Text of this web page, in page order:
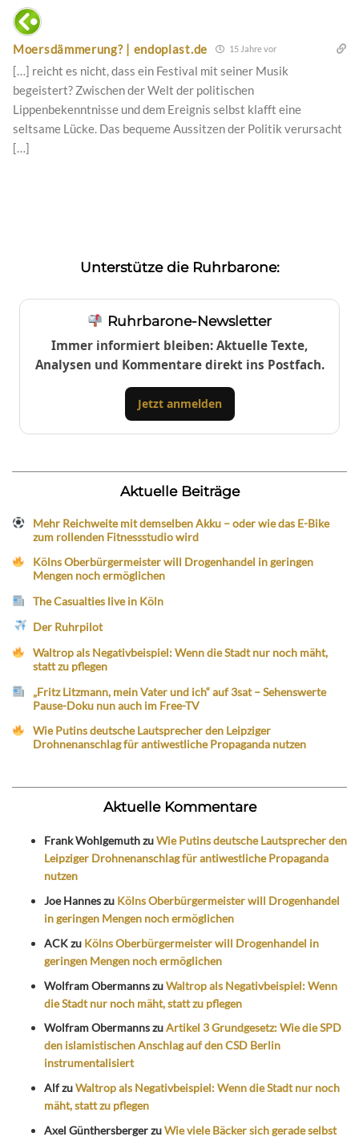
Moersdämmerung? | endoplast.de 15 Jahre vor
[…] reicht es nicht, dass ein Festival mit seiner Musik
begeistert? Zwischen der Welt der politischen
Lippenbekenntnisse und dem Ereignis selbst klafft eine
seltsame Lücke. Das bequeme Aussitzen der Politik verursacht
[…]
Unterstütze die Ruhrbarone:
Ruhrbarone-Newsletter
Immer informiert bleiben: Aktuelle Texte,
Analysen und Kommentare direkt ins Postfach.
Jetzt anmelden
Aktuelle Beiträge
Mehr Reichweite mit demselben Akku – oder wie das E-Bike
zum rollenden Fitnessstudio wird
Kölns Oberbürgermeister will Drogenhandel in geringen
Mengen noch ermöglichen
The Casualties live in Köln
Der Ruhrpilot
Waltrop als Negativbeispiel: Wenn die Stadt nur noch mäht,
statt zu pflegen
„Fritz Litzmann, mein Vater und ich“ auf 3sat – Sehenswerte
Pause-Doku nun auch im Free-TV
Wie Putins deutsche Lautsprecher den Leipziger
Drohnenanschlag für antiwestliche Propaganda nutzen
Aktuelle Kommentare
Frank WohlgemuthzuWie Putins deutsche Lautsprecher den
Leipziger Drohnenanschlag für antiwestliche Propaganda
nutzen
Joe Hanneszu Kölns Oberbürgermeister will Drogenhandel
in geringen Mengen noch ermöglichen
ACKzu Kölns Oberbürgermeister will Drogenhandel in
geringen Mengen noch ermöglichen
Wolfram ObermannszuWaltrop als Negativbeispiel: Wenn
die Stadt nur noch mäht, statt zu pflegen
Wolfram ObermannszuArtikel 3 Grundgesetz: Wie die SPD
den islamistischen Anschlag auf den CSD Berlin
instrumentalisiert
AlfzuWaltrop als Negativbeispiel: Wenn die Stadt nur noch
mäht, statt zu pflegen
Axel GünthersbergerzuWie viele Bäcker sich gerade selbst